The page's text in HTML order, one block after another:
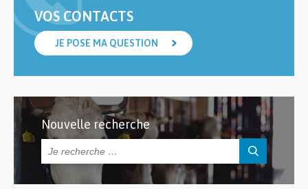
VOS CONTACTS
JE POSE MA QUESTION
Nouvelle recherche